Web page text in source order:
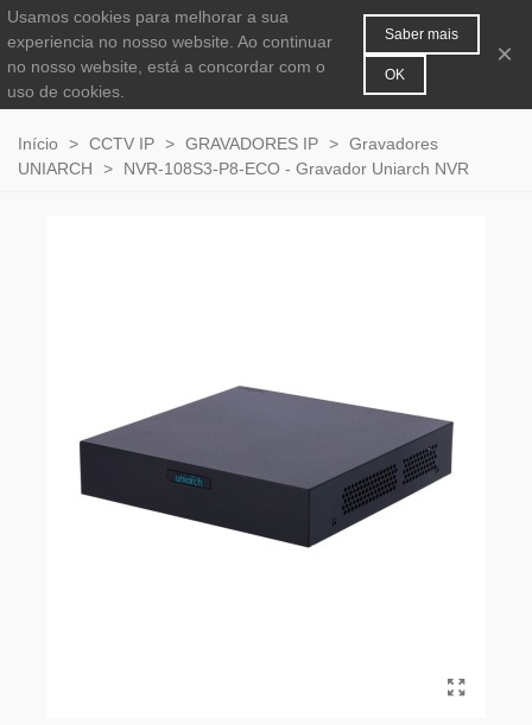
0
Início > CCTV IP > GRAVADORES IP > Gravadores
UNIARCH
> NVR-108S3-P8-ECO - Gravador Uniarch NVR
Usamos cookies para melhorar a sua
experiencia no nosso website. Ao continuar
no nosso website, está a concordar com o
uso de cookies.
Saber mais
OK
×